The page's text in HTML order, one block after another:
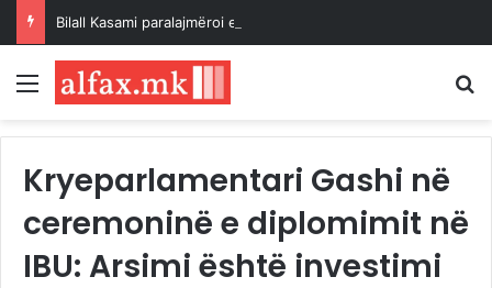
Menu
Kryeparlamentari Gashi në
ceremoninë e diplomimit në
IBU: Arsimi është investimi